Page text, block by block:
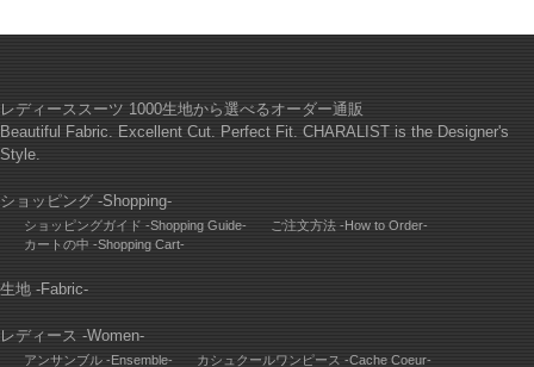
レディーススーツ 1000生地から選べるオーダー通販
Beautiful Fabric. Excellent Cut. Perfect Fit. CHARALIST is the Designer's
Style.
ショッピング -Shopping-
ショッピングガイド -Shopping Guide-
ご注文方法 -How to Order-
カートの中 -Shopping Cart-
生地 -Fabric-
レディース -Women-
アンサンブル -Ensemble- カシュクールワンピース -Cache Coeur-